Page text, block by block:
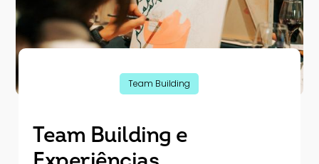
Team Building
Team Building e